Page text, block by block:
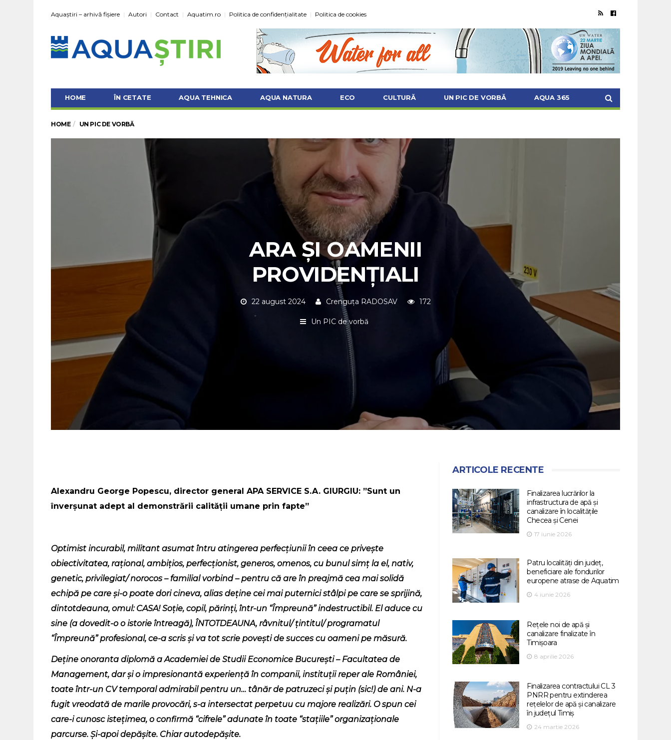
Aquaștiri – arhivă fișiere Autori Contact Aquatim.ro Politica de confidențialitate Politica de cookies
HOME ÎN CETATE AQUA TEHNICA AQUA NATURA ECO CULTURĂ UN PIC DE VORBĂ AQUA 365
HOME UN PIC DE VORBĂ
ARA ȘI OAMENII
PROVIDENȚIALI
22 august 2024 Crenguța RADOSAV 172
Un PIC de vorbă
Alexandru George Popescu, director general APA SERVICE S.A. GIURGIU: ”Sunt un
înverșunat adept al demonstrării calității umane prin fapte”
Optimist incurabil, militant asumat întru atingerea perfecțiunii în ceea ce privește
obiectivitatea, rațional, ambițios, perfecționist, generos, omenos, cu bunul simț la el, nativ,
genetic, privilegiat/ norocos – familial vorbind – pentru că are în preajmă cea mai solidă
echipă pe care și-o poate dori cineva, alias deține cei mai puternici stâlpi pe care se sprijină,
dintotdeauna, omul: CASA! Soție, copil, părinți, într-un “Împreună” indestructibil. El aduce cu
sine (a dovedit-o o istorie întreagă), ÎNTOTDEAUNA, râvnitul/ țintitul/ programatul
“Împreună” profesional, ce-a scris și va tot scrie povești de succes cu oameni pe măsură.
Deține onoranta diplomă a Academiei de Studii Economice București – Facultatea de
Management, dar și o impresionantă experiență în companii, instituții reper ale României,
toate într-un CV temporal admirabil pentru un… tânăr de patruzeci și puțin (sic!) de ani. N-a
fugit vreodată de marile provocări, s-a intersectat perpetuu cu majore realizări. O spun cei
care-i cunosc istețimea, o confirmă “cifrele” adunate în toate “stațiile” organizaționale
parcurse. Și-apoi depășite. Chiar autodepășite.
ARTICOLE RECENTE
Finalizarea lucrărilor la
infrastructura de apă și
canalizare în localitățile
Checea și Cenei
17 iunie 2026
Patru localități din județ,
beneficiare ale fondurilor
europene atrase de Aquatim
4 iunie 2026
Rețele noi de apă și
canalizare finalizate în
Timișoara
8 aprilie 2026
Finalizarea contractului CL 3
PNRR pentru extinderea
rețelelor de apă și canalizare
în județul Timiș
24 martie 2026